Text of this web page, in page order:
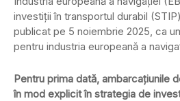
investiții în transportul durabil
publicat pe 5 noiembrie 2025, ca
pentru industria europeană a
Pentru prima dată, ambarcațiunile
în mod explicit în strategia de